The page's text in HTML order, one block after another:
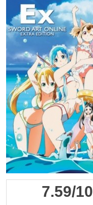
7.59/10